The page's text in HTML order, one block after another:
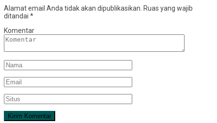
Alamat email Anda tidak akan dipublikasikan. Ruas yang wajib
ditandai *
Komentar